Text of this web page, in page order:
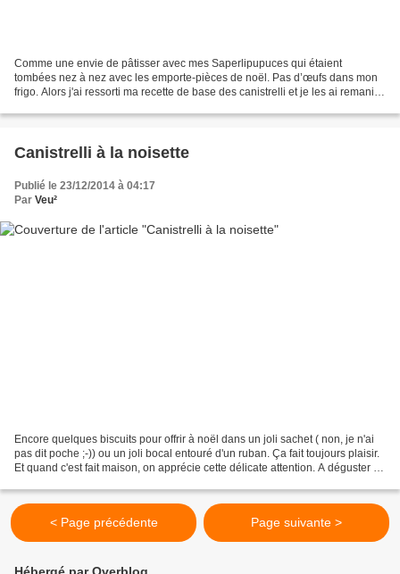
Comme une envie de pâtisser avec mes Saperlipupuces qui étaient
tombées nez à nez avec les emporte-pièces de noël. Pas d’œufs dans mon
frigo. Alors j'ai ressorti ma recette de base des canistrelli et je les ai remaniés
Canistrelli à la noisette
Publié le 23/12/2014 à 04:17
Par Veu²
Encore quelques biscuits pour offrir à noël dans un joli sachet ( non, je n'ai
pas dit poche ;-)) ou un joli bocal entouré d'un ruban. Ça fait toujours plaisir.
Et quand c'est fait maison, on apprécie cette délicate attention. A déguster en
< Page précédente Page suivante >